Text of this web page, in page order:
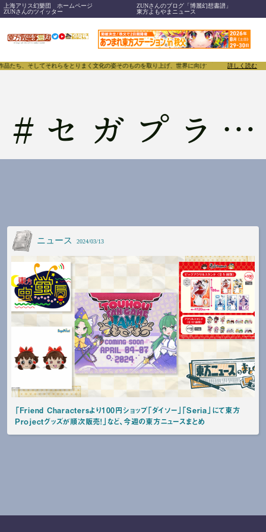
上海アリス幻樂団 ホームページ
ZUNさんのブログ「博麗幻想書譜」
ZUNさんのツイッター
東方よもやまニュース
、そしてそれらをとりまく文化の姿そのものを取り上げ、世界に向けて誇らしく発信する
詳しく読む
# セガプライズ
ニュース 2024/03/13
「Friend Charactersより100円ショップ「ダイソー」「Seria」にて東方
Projectグッズが順次販売！」など、今週の東方ニュースまとめ